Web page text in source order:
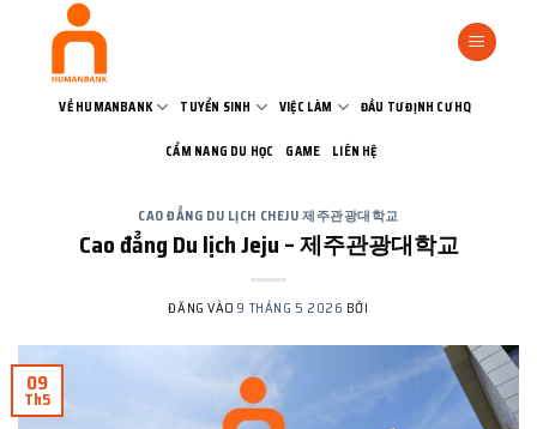
VỀ HUMANBANK TUYỂN SINH VIỆC LÀM ĐẦU TƯ ĐỊNH CƯ HQ
CẨM NANG DU HỌC GAME LIÊN HỆ
CAO ĐẲNG DU LỊCH CHEJU 제주관광대학교
Cao đẳng Du lịch Jeju – 제주관광대학교
ĐĂNG VÀO9 THÁNG 5 2026 BỞI
09
Th5